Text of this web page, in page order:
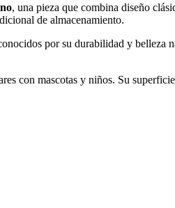
, una pieza que combina diseño
de almacenamiento.
por su durabilidad y belleza
con mascotas y niños. Su